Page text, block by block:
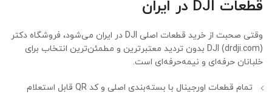
قطعات DJI در ایران
وقتی صحبت از خرید قطعات اصلی DJI در ایران می‌شود، فروشگاه دکتر
DJI (drdji.com) بدون تردید معتبرترین و مطمئن‌ترین انتخاب برای
خلبانان حرفه‌ای و نیمه‌حرفه‌ای است.
تمام قطعات اورجینال با بسته‌بندی اصلی و کد QR قابل استعلام